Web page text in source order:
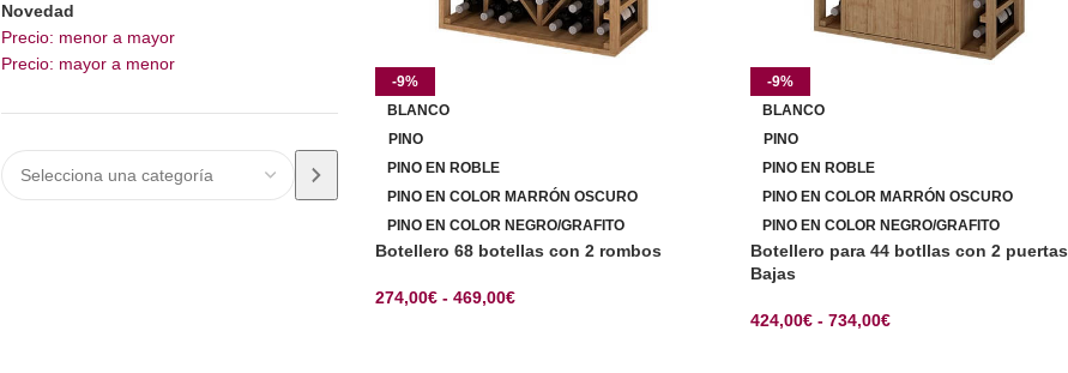
Novedad
Precio: menor a mayor
Precio: mayor a menor
-9%
BLANCO
PINO
PINO EN ROBLE
PINO EN COLOR MARRÓN OSCURO
PINO EN COLOR NEGRO/GRAFITO
Botellero 68 botellas con 2 rombos
274,00€ - 469,00€
-9%
BLANCO
PINO
PINO EN ROBLE
PINO EN COLOR MARRÓN OSCURO
PINO EN COLOR NEGRO/GRAFITO
Botellero para 44 botllas con 2 puertas
Bajas
424,00€ - 734,00€